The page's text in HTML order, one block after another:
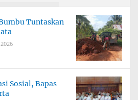
Tuntaskan
Sosial, Bapas